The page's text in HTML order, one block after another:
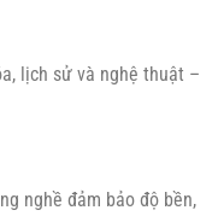
lịch sử và nghệ thuật –
nghề đảm bảo độ bền,